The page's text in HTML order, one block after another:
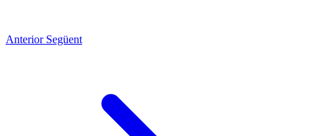
Anterior Següent